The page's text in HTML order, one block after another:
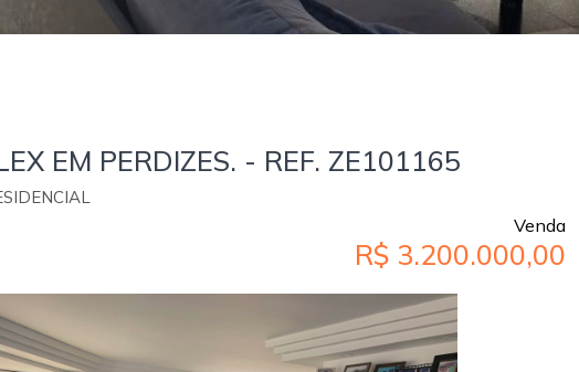
EM PERDIZES. - REF. ZE101165
Venda
R$ 3.200.000,00